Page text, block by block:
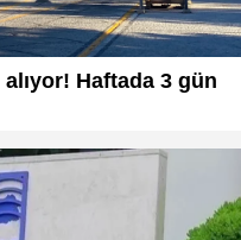
Haftada 3 gün